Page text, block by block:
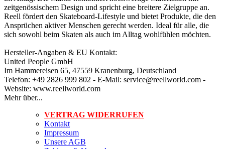
zeitgenössischem Design und spricht eine breitere Zielgruppe an.
Reell fördert den Skateboard-Lifestyle und bietet Produkte, die den
Ansprüchen aktiver Menschen gerecht werden. Ideal für alle, die
sich sowohl beim Skaten als auch im Alltag wohlfühlen möchten.
Hersteller-Angaben & EU Kontakt:
United People GmbH
Im Hammereisen 65, 47559 Kranenburg, Deutschland
Telefon: +49 2826 999 802 - E-Mail: service@reellworld.com -
Website: www.reellworld.com
Mehr über...
VERTRAG WIDERRUFEN
Kontakt
Impressum
Unsere AGB